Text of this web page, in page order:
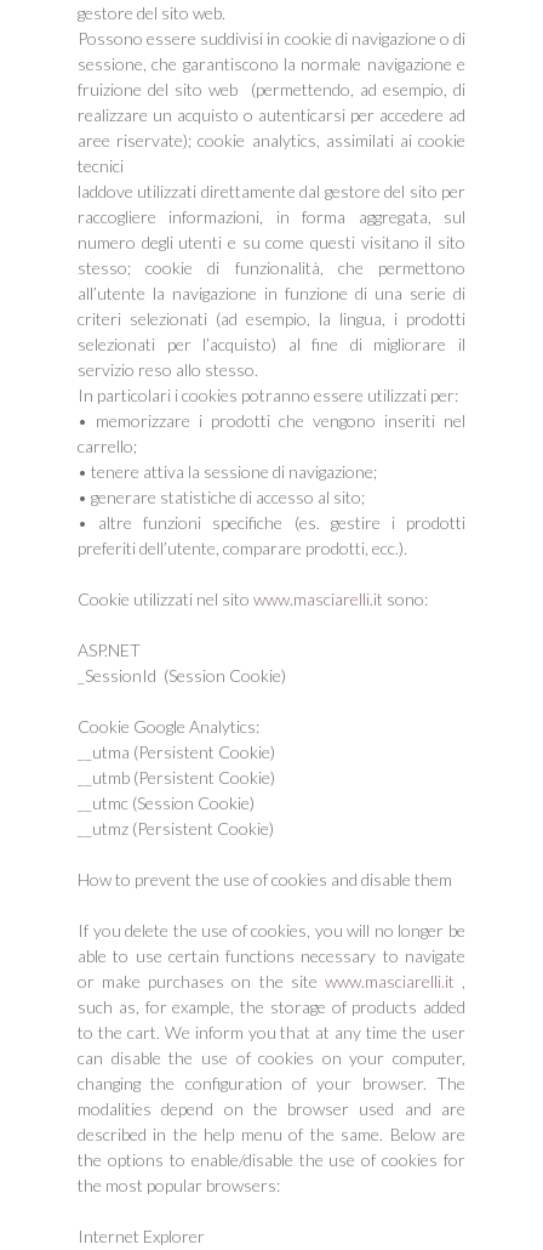
gestore del sito web.
Possono essere suddivisi in cookie di navigazione o di
sessione, che garantiscono la normale navigazione e
fruizione del sito web (permettendo, ad esempio, di
realizzare un acquisto o autenticarsi per accedere ad
aree riservate); cookie analytics, assimilati ai cookie
tecnici
laddove utilizzati direttamente dal gestore del sito per
raccogliere informazioni, in forma aggregata, sul
numero degli utenti e su come questi visitano il sito
stesso; cookie di funzionalità, che permettono
all’utente la navigazione in funzione di una serie di
criteri selezionati (ad esempio, la lingua, i prodotti
selezionati per l’acquisto) al fine di migliorare il
servizio reso allo stesso.
In particolari i cookies potranno essere utilizzati per:
• memorizzare i prodotti che vengono inseriti nel
carrello;
• tenere attiva la sessione di navigazione;
• generare statistiche di accesso al sito;
• altre funzioni specifiche (es. gestire i prodotti
preferiti dell’utente, comparare prodotti, ecc.).
Cookie utilizzati nel sito www.masciarelli.it sono:
ASP.NET
_SessionId (Session Cookie)
Cookie Google Analytics:
__utma (Persistent Cookie)
__utmb (Persistent Cookie)
__utmc (Session Cookie)
__utmz (Persistent Cookie)
How to prevent the use of cookies and disable them
If you delete the use of cookies, you will no longer be
able to use certain functions necessary to navigate
or make purchases on the site www.masciarelli.it
such as, for example, the storage of products added
to the cart. We inform you that at any time the user
can disable the use of cookies on your computer,
changing the configuration of your browser. The
modalities depend on the browser used and are
described in the help menu of the same. Below are
the options to enable/disable the use of cookies for
the most popular browsers:
Internet Explorer